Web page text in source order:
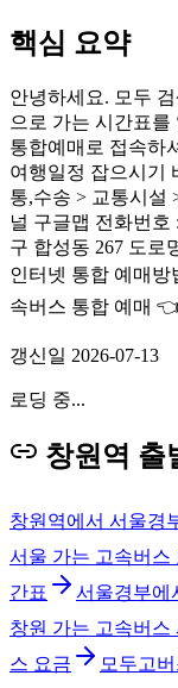
핵심 요약
안녕하세요. 모두
으로 가는 시간표
통합예매로 접속하
여행일정 잡으시기
통,수송 > 교통시설
널 구글맵 전화번호
구 합성동 267 도로
인터넷 통합 예매방
속버스 통합 예매
갱신일 2026-07-13
로딩 중...
창원역 출
창원역에서 서울경
서울 가는 고속버스
간표
서울경부에
창원 가는 고속버스
스 요금
모두고